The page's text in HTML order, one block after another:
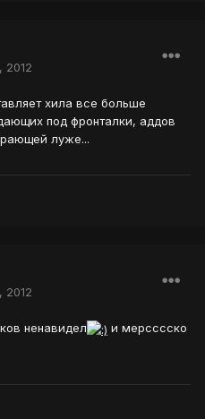
2012
хила все больше
под фронталки, аддов
луже...
2012
ненавидел
и мерсссско